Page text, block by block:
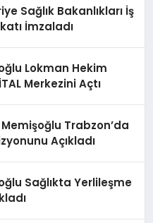
Sağlık Bakanlıkları İş
İmzaladı
Lokman Hekim
Merkezini Açtı
Memişoğlu Trabzon’da
Açıkladı
Sağlıkta Yerlileşme